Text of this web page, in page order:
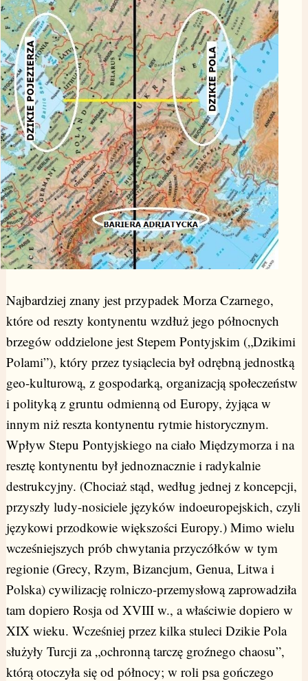
Najbardziej znany jest przypadek Morza Czarnego,
które od reszty kontynentu wzdłuż jego północnych
brzegów oddzielone jest Stepem Pontyjskim („Dzikimi
Polami”), który przez tysiąclecia był odrębną jednostką
geo-kulturową, z gospodarką, organizacją społeczeństw
i polityką z gruntu odmienną od Europy, żyjąca w
innym niż reszta kontynentu rytmie historycznym.
Wpływ Stepu Pontyjskiego na ciało Międzymorza i na
resztę kontynentu był jednoznacznie i radykalnie
destrukcyjny. (Chociaż stąd, według jednej z koncepcji,
przyszły ludy-nosiciele języków indoeuropejskich, czyli
językowi przodkowie większości Europy.) Mimo wielu
wcześniejszych prób chwytania przyczółków w tym
regionie (Grecy, Rzym, Bizancjum, Genua, Litwa i
Polska) cywilizację rolniczo-przemysłową zaprowadziła
tam dopiero Rosja od XVIII w., a właściwie dopiero w
XIX wieku. Wcześniej przez kilka stuleci Dzikie Pola
służyły Turcji za „ochronną tarczę groźnego chaosu”,
którą otoczyła się od północy; w roli psa gończego